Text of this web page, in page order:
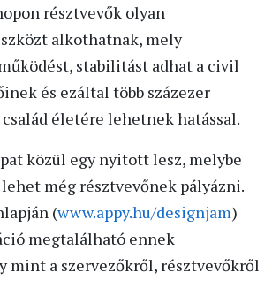
résztvevők olyan
alkothatnak, mely
stabilitást adhat a civil
és ezáltal több százezer
életére lehetnek hatással.
közül egy nyitott lesz, melybe
még résztvevőnek pályázni.
(www.appy.hu/designjam)
megtalálható ennek
mint a szervezőkről, résztvevőkről